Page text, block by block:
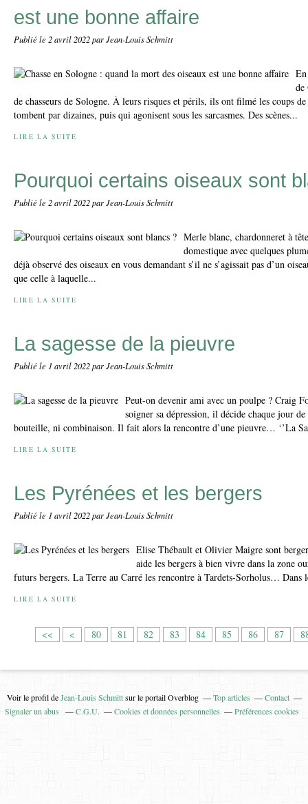
est une bonne affaire
Publié le 2 avril 2022par Jean-Louis Schmitt
de
de chasseurs de Sologne. À leurs risques et périls, ils ont filmé les coups
tombent par dizaines, puis qui agonisent sous les sarcasmes. Des scènes...
LIRE LA SUITE
Pourquoi certains oiseaux sont
Publié le 2 avril 2022par Jean-Louis Schmitt
Merle blanc, chardonneret à
domestique avec quelques
déjà observé des oiseaux en vous demandant s’il ne s’agissait pas d’un
que celle à laquelle...
LIRE LA SUITE
La sagesse de la pieuvre
Publié le 1 avril 2022par Jean-Louis Schmitt
Peut-on devenir ami avec un poulpe ? Craig
soigner sa dépression, il décide chaque jour
bouteille, ni combinaison. Il fait alors la rencontre d’une pieuvre… ‘’La
LIRE LA SUITE
Les Pyrénées et les bergers
Publié le 1 avril 2022par Jean-Louis Schmitt
Elise Thébault et Olivier Maigre sont
aide les bergers à bien vivre dans la zone
futurs bergers. La Terre au Carré les rencontre à Tardets-Sorholus… Dans
LIRE LA SUITE
<< <
1
2
3
4
5
6
7
80 81 82 83 84 85 86 87
Voir le profil deJean-Louis Schmittsur le portail Overblog Top articles
Contact
Signaler un abus
C.G.U. Cookies et données personnelles Préférences cookies